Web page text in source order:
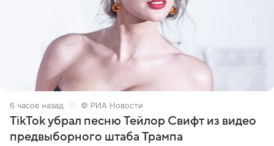
6 часов назад © РИА Новости
TikTok убрал песню Тейлор Свифт из видео
предвыборного штаба Трампа